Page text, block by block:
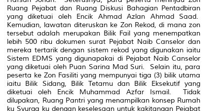
Ruang Pejabat dan Ruang Diskusi Bahagian Pentadbiran
yang diketuai oleh Encik Ahmad Azlan Ahmad Saad.
Kemudian, lawatan diteruskan ke Zon Rekod, di mana zon
tersebut adalah merupakan Bilik Fail yang menempatkan
lebih 500 ribu dokumen surat Pejabat Naib Canselor dan
mereka tertarik dengan sistem rekod yang digunakan iaitu
Sistem EDMS yang digunapakai di Pejabat Naib Canselor
yang diketuai oleh Puan Sarina Mad Suri. Selain itu, para
peserta ke Zon Fasiliti yang mempunyai tiga (3) bilik utama
iaitu Bilik Sidang, Bilik Tetamu dan Bilik Eksekutif yang
diketuai oleh Encik Muhammad Azfar Ismail. Tidak
dilupakan, Ruang Pantri yang menampilkan konsep Rumah
ku Syurga kudengan keselesaan untuk kakitangan Pejabat